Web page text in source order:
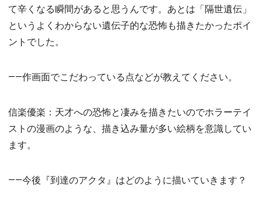
て辛くなる瞬間があると思うんです。あとは「隔世遺伝」
というよくわからない遺伝子的な恐怖も描きたかったポイ
ントでした。
――作画面でこだわっている点などが教えてください。
信楽優楽：天才への恐怖と凄みを描きたいのでホラーテイ
ストの漫画のような、描き込み量が多い絵柄を意識してい
ます。
――今後『到達のアクタ』はどのように描いていきます？